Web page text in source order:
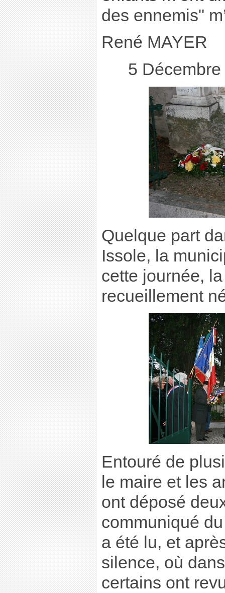
des ennemis"
René MAYER
5
Quelque part
Issole, la
cette journée,
recueillement
Entouré de
le maire et les
ont déposé
communiqué
a été lu, et
silence, où
certains ont